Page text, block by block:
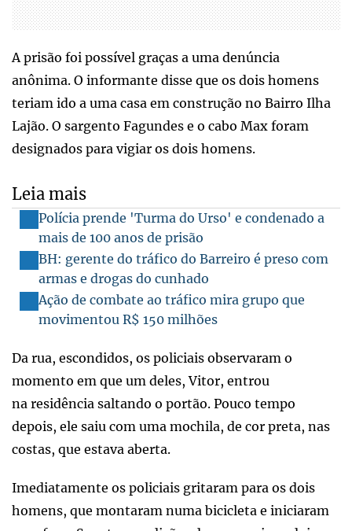
A prisão foi possível graças a uma denúncia
anônima. O informante disse que os dois homens
teriam ido a uma casa em construção no Bairro Ilha
Lajão. O sargento Fagundes e o cabo Max foram
designados para vigiar os dois homens.
Leia mais
Polícia prende 'Turma do Urso' e condenado a
mais de 100 anos de prisão
BH: gerente do tráfico do Barreiro é preso com
armas e drogas do cunhado
Ação de combate ao tráfico mira grupo que
movimentou R$ 150 milhões
Da rua, escondidos, os policiais observaram o
momento em que um deles, Vitor, entrou
na residência saltando o portão. Pouco tempo
depois, ele saiu com uma mochila, de cor preta, nas
costas, que estava aberta.
Imediatamente os policiais gritaram para os dois
homens, que montaram numa bicicleta e iniciaram